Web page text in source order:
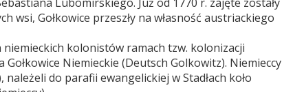
wsi, Gołkowice przeszły na własność austriackiego
kolonistów ramach tzw. kolonizacji
Niemieckie (Deutsch Golkowitz). Niemieccy
do parafii ewangelickiej w Stadłach koło